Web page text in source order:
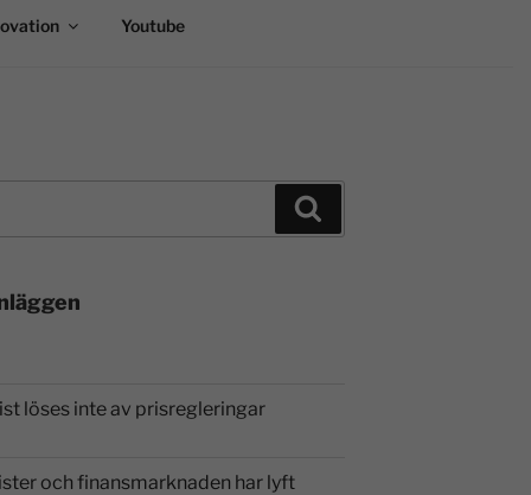
Youtube
löses inte av prisregleringar
och finansmarknaden har lyft